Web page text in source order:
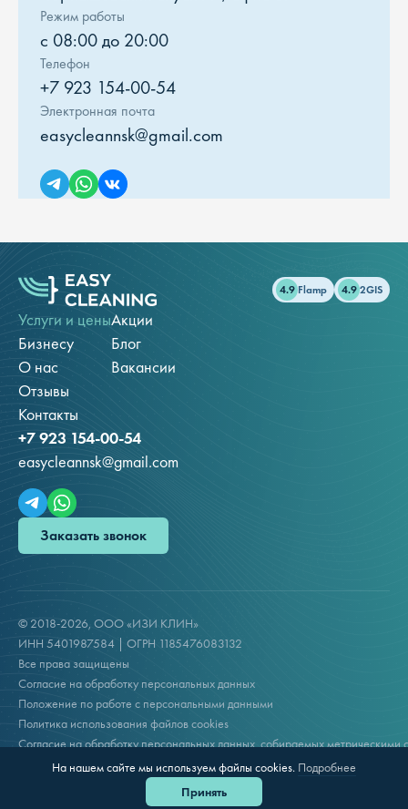
Режим работы
с 08:00 до 20:00
Телефон
+7 923 154-00-54
Электронная почта
easycleannsk@gmail.com
4.9 Flamp 4.9 2GIS
Услуги и цены
Бизнесу
О нас
Отзывы
Контакты
Акции
Блог
Вакансии
+7 923 154-00-54
easycleannsk@gmail.com
Заказать звонок
© 2018-2026, ООО «ИЗИ КЛИН»
ИНН 5401987584 | ОГРН 1185476083132
Все права защищены
Согласие на обработку персональных данных
Положение по работе с персональными данными
Политика использования файлов cookies
Согласие на обработку персональных данных, собираемых метрическими
Сделано в Code Studio
На нашем сайте мы используем файлы cookies. Подробнее
Принять